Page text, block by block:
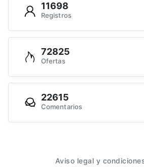
11698
Registros
72825
Ofertas
22615
Comentarios
Aviso legal y